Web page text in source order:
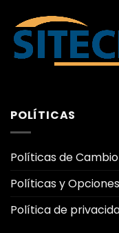
POLÍTICAS
Políticas de
Políticas y
Política de